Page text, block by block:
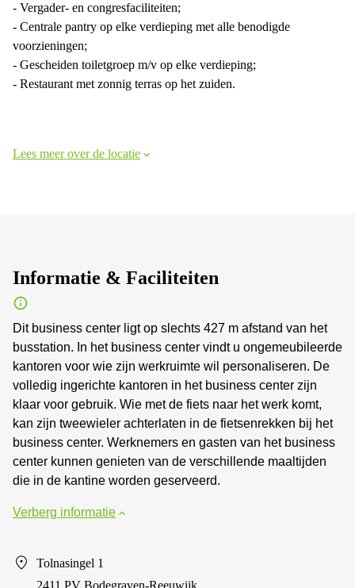
- Vergader- en congresfaciliteiten;
- Centrale pantry op elke verdieping met alle benodigde
voorzieningen;
- Gescheiden toiletgroep m/v op elke verdieping;
- Restaurant met zonnig terras op het zuiden.
Lees meer over de locatie
Informatie & Faciliteiten
Dit business center ligt op slechts 427 m afstand van het
busstation. In het business center vindt u ongemeubileerde
kantoren voor wie zijn werkruimte wil personaliseren. De
volledig ingerichte kantoren in het business center zijn
klaar voor gebruik. Wie met de fiets naar het werk komt,
kan zijn tweewieler achterlaten in de fietsenrekken bij het
business center. Werknemers en gasten van het business
center kunnen genieten van de verschillende maaltijden
die in de kantine worden geserveerd.
Verberg informatie
Tolnasingel 1
2411 PV Bodegraven-Reeuwijk